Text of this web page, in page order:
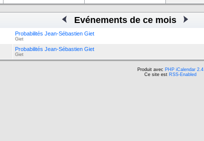
Evénements de ce mois
Probabilités Jean-Sébastien Giet
Giet
Probabilités Jean-Sébastien Giet
Giet
Produit avec PHP iCalendar 2.4
Ce site est RSS-Enabled